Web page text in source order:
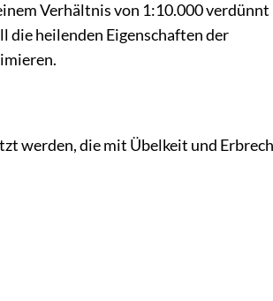
Verhältnis von 1:10.000 verdünnt
die heilenden Eigenschaften der
werden, die mit Übelkeit und